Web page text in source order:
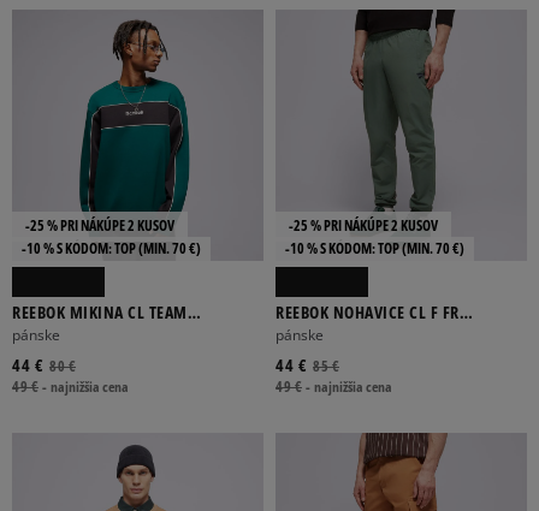
-10 % S KÓDOM: TOP (MIN. 70 €)
-25 % PRI NÁKÚPE 2 KUSOV
REEBOK MIKINA CL TEAM
TRADITION CREW
pánske
80 €
44 €
49 €-najnižšia cena
-10 % S KÓDOM: TOP (MIN. 70 €)
-25 % PRI NÁKÚPE 2 KUSOV
REEBOK NOHAVICE CL F FR
TRACKPANT
pánske
85 €
44 €
49 €-najnižšia cena